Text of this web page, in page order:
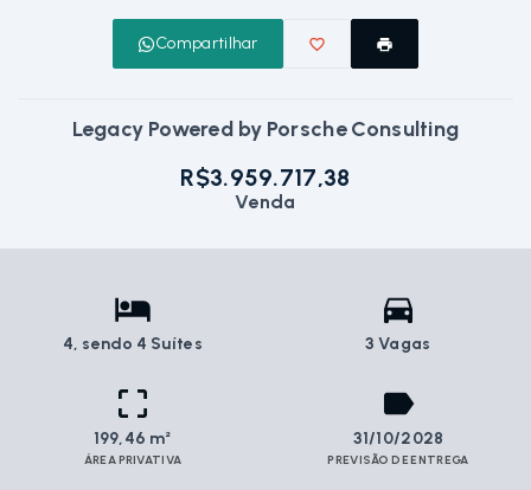
Compartilhar
Legacy Powered by Porsche Consulting
R$3.959.717,38
Venda
4, sendo 4 Suítes 3 Vagas
199,46 m²
ÁREA PRIVATIVA
31/10/2028
PREVISÃO DE ENTREGA